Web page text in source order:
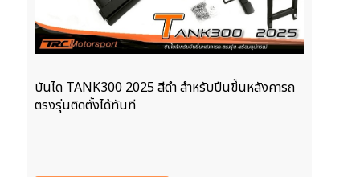
บันได TANK300 2025 สีดำ สำหรับปีนขึ้นหลังคารถ
ตรงรุ่นติดตั้งได้ทันที